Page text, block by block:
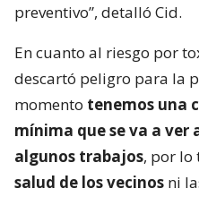
preventivo”, detalló Cid.
En cuanto al riesgo por
descartó peligro para la
momento tenemos una
mínima que se va a ver
algunos trabajos, por lo
salud de los vecinos ni